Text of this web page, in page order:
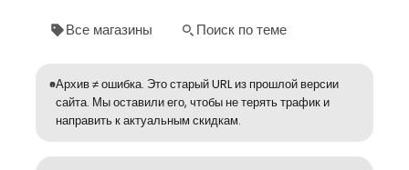
Все магазины Поиск по теме
Архив ≠ ошибка. Это старый URL из прошлой версии
сайта. Мы оставили его, чтобы не терять трафик и
направить к актуальным скидкам.